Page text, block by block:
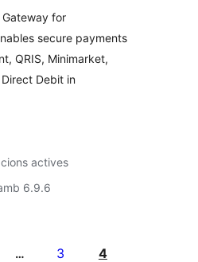
for
secure payments
QRIS, Minimarket,
Debit in
actives
6.9.6
… 3 4